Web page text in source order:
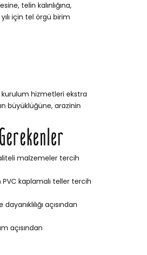
telin kalınlığına,
için tel örgü birim
hizmetleri ekstra
büyüklüğüne, arazinin
malzemeler tercih
kaplamalı teller tercih
açısından
açısından